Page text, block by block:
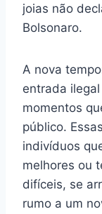
joias não
Bolsonaro.
A nova
entrada
momentos
público.
indivíduos
melhores ou
difíceis, se
rumo a um